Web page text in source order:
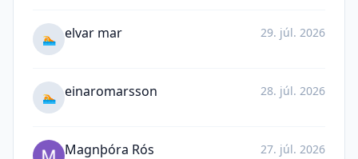
🏊 elvar mar 29. júl. 2026
🏊 einaromarsson 28. júl. 2026
Magnþóra Rós 27. júl. 2026